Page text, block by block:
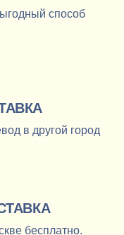
способ
в другой город
бесплатно.